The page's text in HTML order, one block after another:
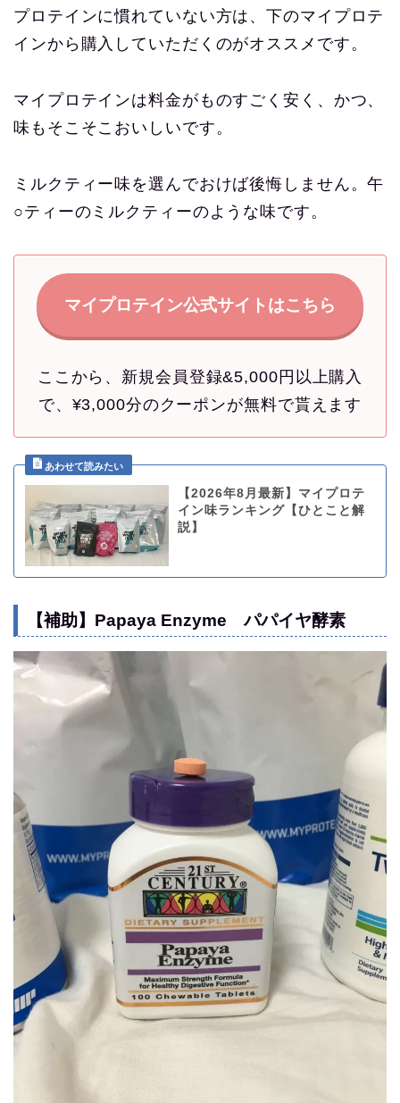
プロテインに慣れていない方は、下のマイプロテ
インから購入していただくのがオススメです。
マイプロテインは料金がものすごく安く、かつ、
味もそこそこおいしいです。
ミルクティー味を選んでおけば後悔しません。午
○ティーのミルクティーのような味です。
マイプロテイン公式サイトはこちら
ここから、新規会員登録&5,000円以上購入
で、¥3,000分のクーポンが無料で貰えます
【2026年8月最新】マイプロテ
イン味ランキング【ひとこと解
説】
【補助】Papaya Enzyme パパイヤ酵素